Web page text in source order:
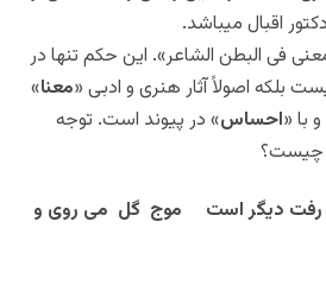
اقبال میباشد.
فی البطن الشاعر». این حکم تنها در
بلکه اصولاً آثار هنری و ادبی «معنا»
با «احساس» در پیوند است. توجه
چیست؟
رفت دیگر است موج گل می روی و